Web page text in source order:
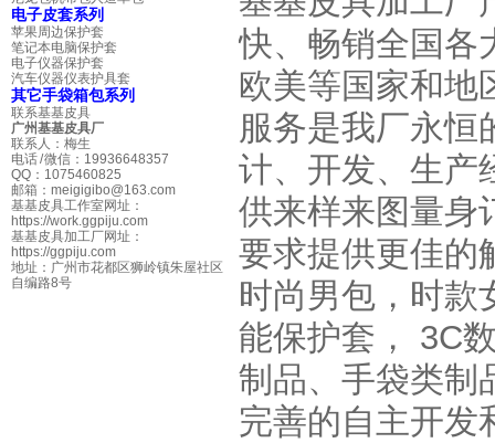
电子皮套系列
苹果周边保护套
笔记本电脑保护套
电子仪器保护套
汽车仪器仪表护具套
其它手袋箱包系列
联系基基皮具
广州基基皮具厂
联系人： 梅生
电话 / 微信： 19936648357
QQ： 1075460825
邮箱： meigigibo@163.com
基基皮具工作室网址：
https://work.ggpiju.com
基基皮具加工厂网址：
https://ggpiju.com
地址： 广州市花都区狮岭镇朱屋社区
自编路8号
快、畅销全国各
欧美等国家和地
服务是我厂永恒
计、开发、生产
供来样来图量身
要求提供更佳的
时尚男包，时款
能保护套， 3C
制品、手袋类制
完善的自主开发